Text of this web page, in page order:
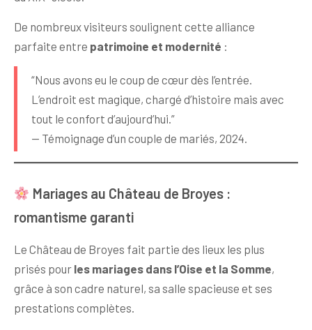
De nombreux visiteurs soulignent cette alliance
parfaite entre patrimoine et modernité :
“Nous avons eu le coup de cœur dès l’entrée.
L’endroit est magique, chargé d’histoire mais avec
tout le confort d’aujourd’hui.”
— Témoignage d’un couple de mariés, 2024.
Mariages au Château de Broyes :
romantisme garanti
Le Château de Broyes fait partie des lieux les plus
prisés pour les mariages dans l’Oise et la Somme,
grâce à son cadre naturel, sa salle spacieuse et ses
prestations complètes.